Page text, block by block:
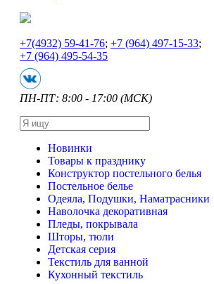
+7(4932) 59-41-76; +7 (964) 497-15-33;
+7 (964) 495-54-35
ПН-ПТ: 8:00 - 17:00 (МСК)
Новинки
Товары к празднику
Конструктор постельного белья
Постельное белье
Одеяла, Подушки, Наматрасники
Наволочка декоративная
Пледы, покрывала
Шторы, тюли
Детская серия
Текстиль для ванной
Кухонный текстиль